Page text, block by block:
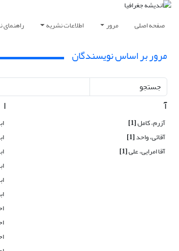
صفحه اصلی مرور اطلاعات نشریه
مرور بر اساس نویسندگان
جستجو
آ
آزرم، کامل[1]
آقائی، واحد[1]
آقا امرایی، علی[1]
ا